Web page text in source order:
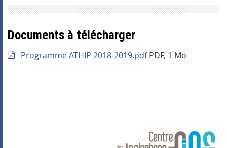
Documents à télécharger
Programme ATHIP 2018-2019.pdf PDF, 1 Mo